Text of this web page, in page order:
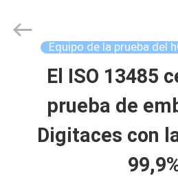
HOGAR
PRODUCTOS
prueba
Equipo de la prueba del
El ISO 13485
prueba de
Digitaces con